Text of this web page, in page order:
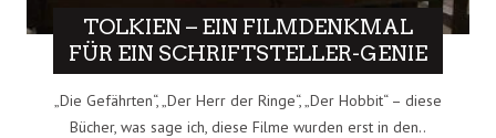
TOLKIEN – EIN FILMDENKMAL
FÜR EIN SCHRIFTSTELLER-GENIE
„Die Gefährten“, „Der Herr der Ringe“, „Der Hobbit“ – diese
Bücher, was sage ich, diese Filme wurden erst in den..